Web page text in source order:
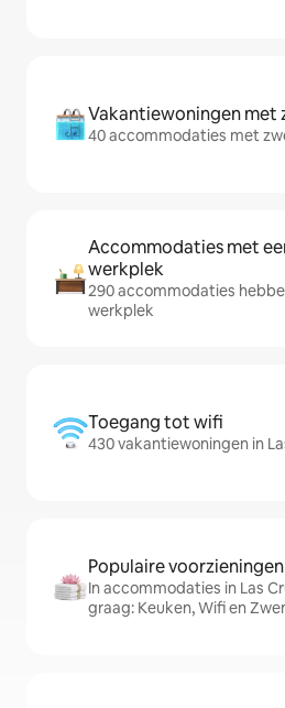
Vakantiewoningen met
40 accommodaties met
Accommodaties met
werkplek
290 accommodaties
werkplek
Toegang tot wifi
430 vakantiewoningen in
Populaire
In accommodaties in Las
graag: Keuken, Wifi en